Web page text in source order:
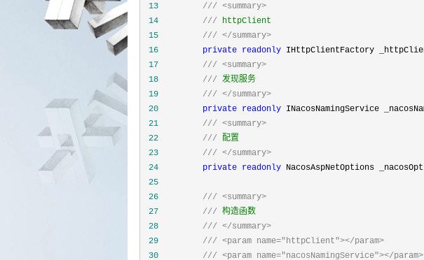
13
/// <summary>
14
///
15
/// </summary>
16
private readonly
17
/// <summary>
18
///
19
/// </summary>
20
private readonly
21
/// <summary>
22
///
23
/// </summary>
24
private readonly
25
26
/// <summary>
27
///
28
/// </summary>
29
/// <param name="httpClient"></param>
30
/// <param name="nacosNamingService"></param>